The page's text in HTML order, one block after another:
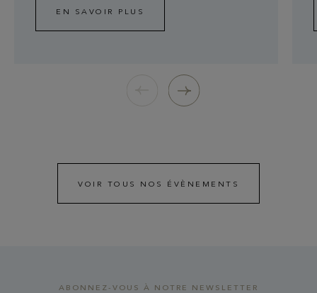
EN SAVOIR PLUS
VOIR TOUS NOS ÉVÈNEMENTS
ABONNEZ-VOUS À NOTRE NEWSLETTER